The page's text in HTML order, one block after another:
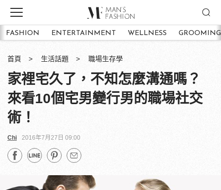
FASHION ENTERTAINMENT WELLNESS GROOMING
首頁 生活話題 職場生存學
家裡宅久了，不知怎麼溝通嗎？
來看10個宅男變行男的職場社交
術！
Chi 2016年7月27日 09:00